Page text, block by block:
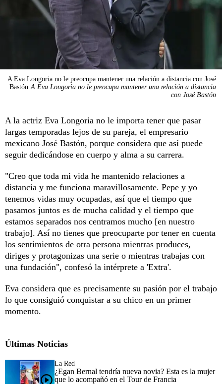
A Eva Longoria no le preocupa mantener una relación a distancia con José
Bastón A Eva Longoria no le preocupa mantener una relación a distancia
con José Bastón
A la actriz Eva Longoria no le importa tener que pasar
largas temporadas lejos de su pareja, el empresario
mexicano José Bastón, porque considera que así puede
seguir dedicándose en cuerpo y alma a su carrera.
"Creo que toda mi vida he mantenido relaciones a
distancia y me funciona maravillosamente. Pepe y yo
tenemos vidas muy ocupadas, así que el tiempo que
pasamos juntos es de mucha calidad y el tiempo que
estamos separados nos centramos mucho [en nuestro
trabajo]. Así no tienes que preocuparte por tener en cuenta
los sentimientos de otra persona mientras produces,
diriges y protagonizas una serie o mientras trabajas con
una fundación", confesó la intérprete a 'Extra'.
Eva considera que es precisamente su pasión por el trabajo
lo que consiguió conquistar a su chico en un primer
momento.
Últimas Noticias
La Red
¿Egan Bernal tendría nueva novia? Esta es la mujer
que lo acompañó en el Tour de Francia